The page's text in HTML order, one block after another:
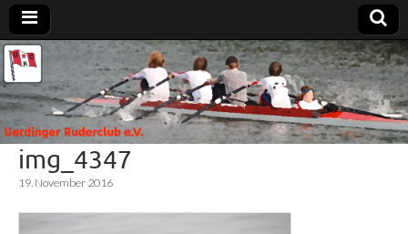
Uerdinger
Ruderclub
e.V.
Rudern in
Krefeld-
Uerdingen
img_4347
19. November 2016